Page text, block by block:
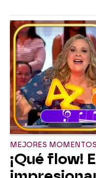
MEJORES
¡Qué flow! El